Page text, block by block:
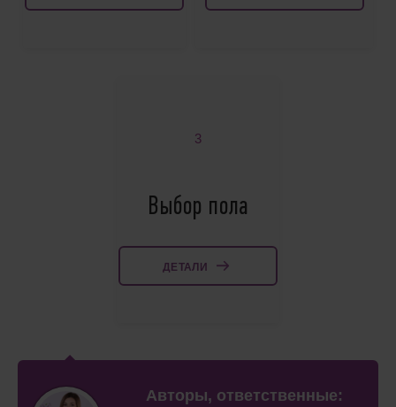
3
Выбор пола
ДЕТАЛИ
Авторы, ответственные: